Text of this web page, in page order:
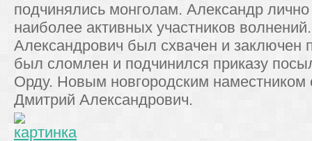
подчинялись монголам. Александр
наиболее активных участников
Александрович был схвачен и заключен
был сломлен и подчинился приказу
Орду. Новым новгородским наместником
Дмитрий Александрович.